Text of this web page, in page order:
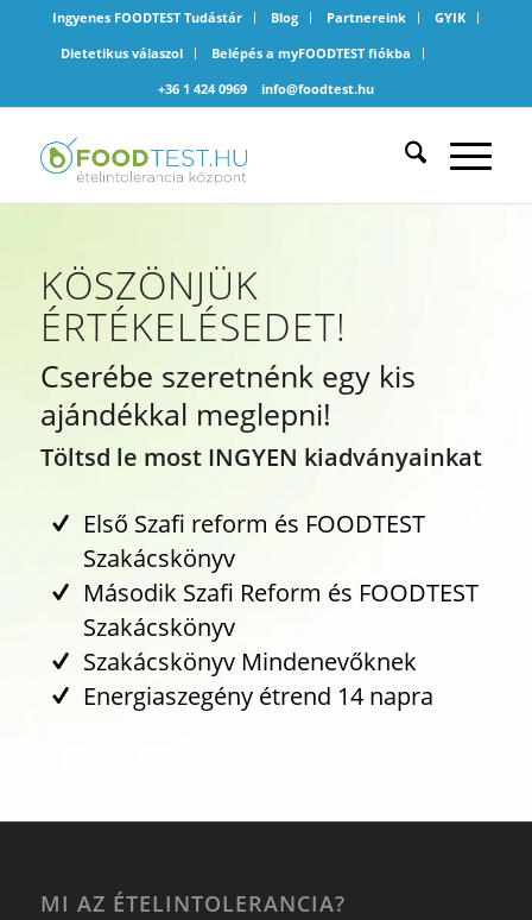
Ingyenes FOODTEST Tudástár Blog Partnereink
GYIK
Dietetikus válaszol
Belépés a myFOODTEST fiókba
+36 1 424 0969
info@foodtest.hu
KÖSZÖNJÜK
ÉRTÉKELÉSEDET!
Cserébe szeretnénk egy kis
ajándékkal meglepni!
Töltsd le most INGYEN kiadványainkat
Első Szafi reform és FOODTEST
Szakácskönyv
Második Szafi Reform és FOODTEST
Szakácskönyv
Szakácskönyv Mindenevőknek
Energiaszegény étrend 14 napra
MI AZ ÉTELINTOLERANCIA?